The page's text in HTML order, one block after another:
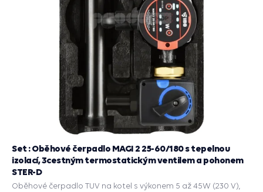
Set : Oběhové čerpadlo MAGI 2 25-60/180 s tepelnou
izolací, 3cestným termostatickým ventilem a pohonem
STER-D
Oběhové čerpadlo TUV na kotel s výkonem 5 až 45W (230 V),